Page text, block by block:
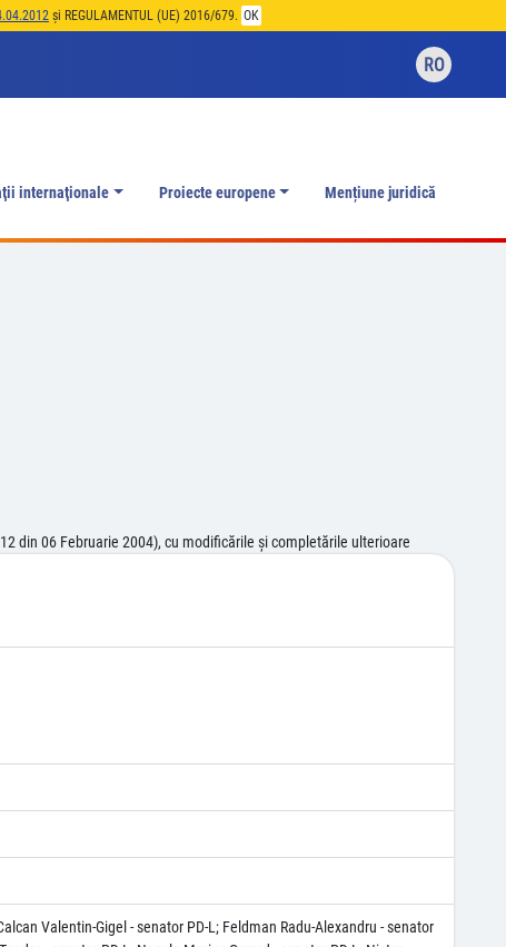
și REGULAMENTUL (UE) 2016/679. OK
RO
internaţionale Proiecte europene Mențiune juridică
din 06 Februarie 2004), cu modificările şi completările ulterioare
Valentin-Gigel - senator PD-L; Feldman Radu-Alexandru - senator